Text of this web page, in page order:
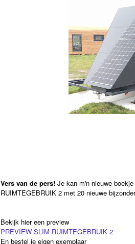
Vers van de pers! Je kan m'n nieuwe
RUIMTEGEBRUIK 2 met 20 nieuwe
Bekijk hier een preview
PREVIEW SLIM RUIMTEGEBRUIK 2
En bestel je eigen exemplaar